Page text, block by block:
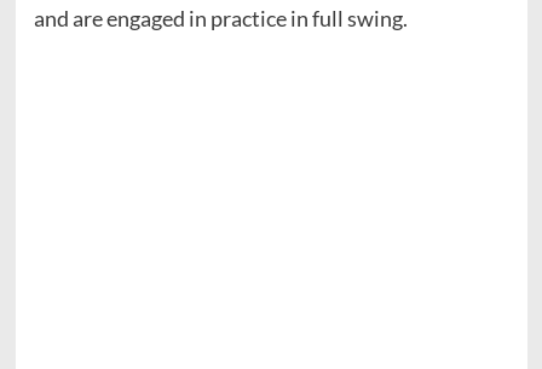
and are engaged in practice in full swing.